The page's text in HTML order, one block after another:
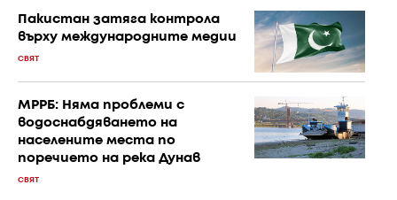
Пакистан затяга контрола
върху международните медии
СВЯТ
МРРБ: Няма проблеми с
водоснабдяването на
населените места по
поречието на река Дунав
СВЯТ